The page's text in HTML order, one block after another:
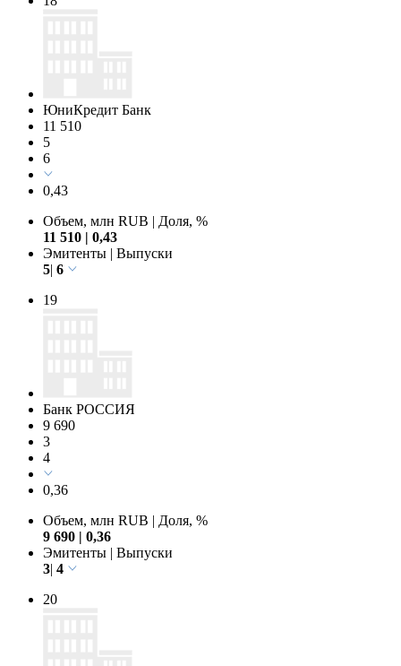
ЮниКредит Банк
11 510
5
6
0,43
Объем, млн RUB | Доля, %
11 510 | 0,43
Эмитенты | Выпуски
5| 6
19
Банк РОССИЯ
9 690
3
4
0,36
Объем, млн RUB | Доля, %
9 690 | 0,36
Эмитенты | Выпуски
3| 4
20